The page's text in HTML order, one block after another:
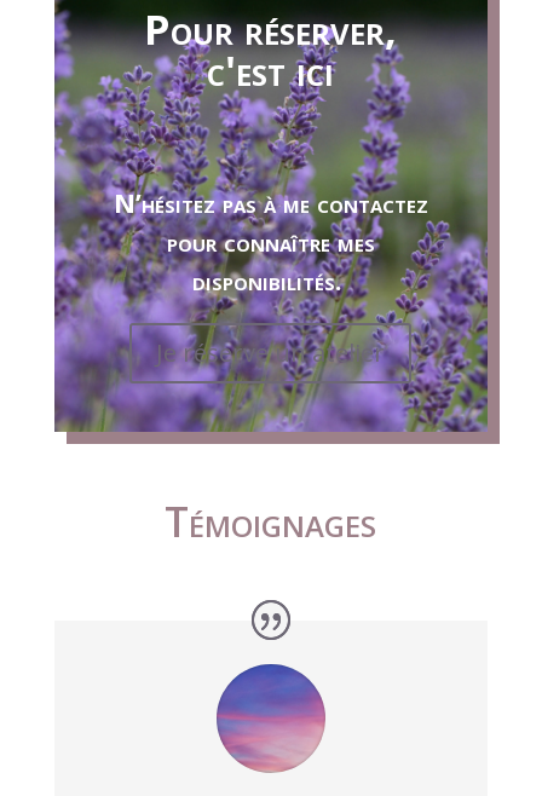
Pour réserver,
c'est ici
N’hésitez pas à me contactez
pour connaître mes
disponibilités.
Je réserve un atelier
Témoignages